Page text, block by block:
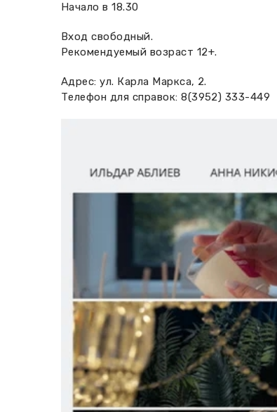
Начало в 18.30
Вход свободный.
Рекомендуемый возраст 12+.
Адрес: ул. Карла Маркса, 2.
Телефон для справок: 8(3952) 333-449